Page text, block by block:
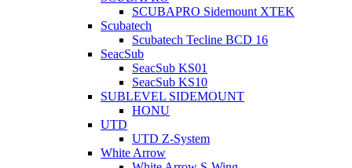
SCUBAPRO Sidemount XTEK
Scubatech
Scubatech Tecline BCD 16
SeacSub
SeacSub KS01
SeacSub KS10
SUBLEVEL SIDEMOUNT
HONU
UTD
UTD Z-System
White Arrow